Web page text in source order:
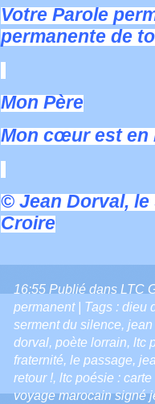
Votre Parole
permanente de
Mon Père
Mon cœur est en
© Jean Dorval, le
Croire
16:55 Publié dans LTC
permanent| Tags : dieu
serment du silence, jean
dorval, poète lorrain, ltc
fraternité, le passage,
retour !, ltc poésie :
voyage marocain signé